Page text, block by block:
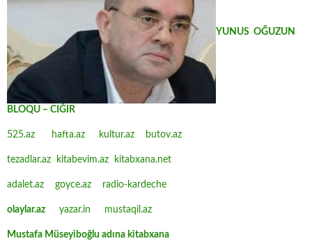
YUNUS OĞUZUN
BLOQU – CIĞIR
525.az hafta.az kultur.az butov.az
tezadlar.az kitabevim.az kitabxana.net
adalet.az goyce.az radio-kardeche
olaylar.az yazar.in mustaqil.az
Mustafa Müseyiboğlu adına kitabxana